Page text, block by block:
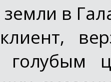
в
голубым